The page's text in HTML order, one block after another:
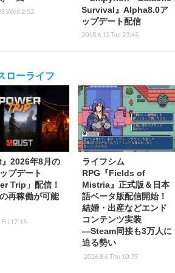
Wed 2:52
Survival』Alpha8.0ア
ップデート配信
2018.6.12 Tue 23:45
ローライフ
』2026年8月の
プデート
Trip」配信！
再稼働が可能
Fri 17:15
ライフシム
RPG『Fields of
Mistria』正式版＆日本
語ベータ版配信開始！
結婚・出産などエンド
コンテンツ実装
―Steam同接も3万人に
迫る勢い
2026.8.6 Thu 10:35